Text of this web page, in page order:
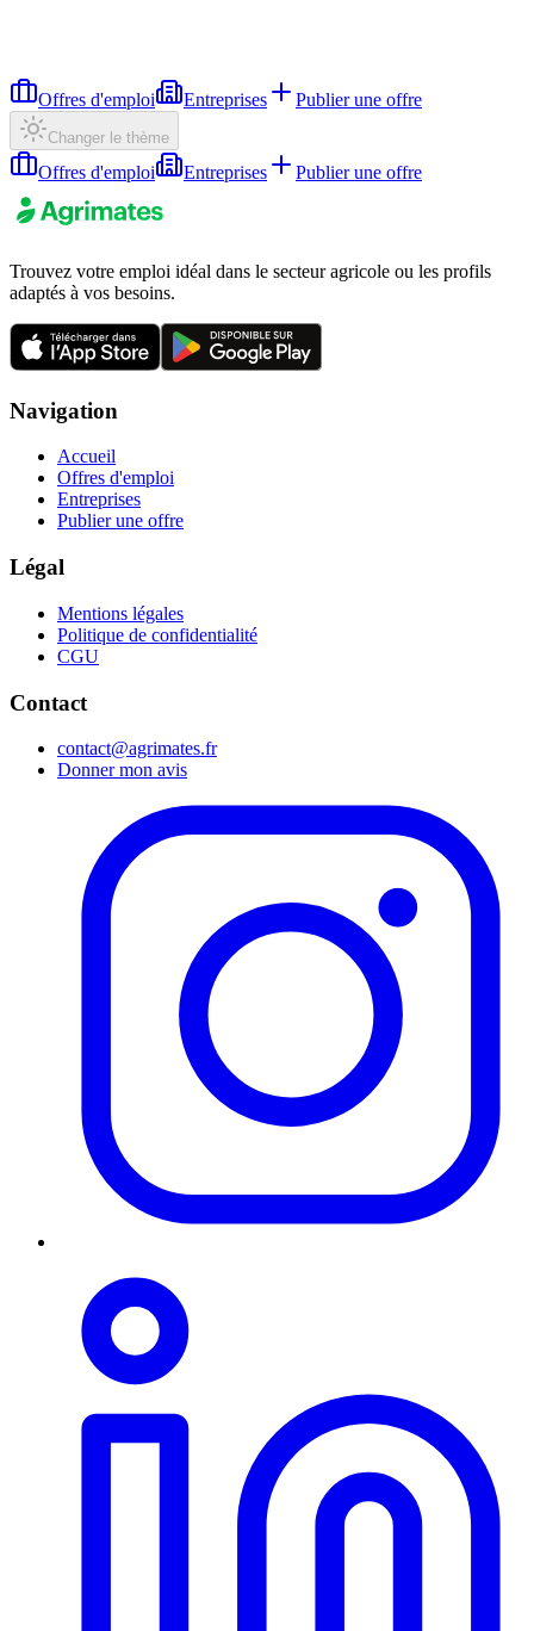
Offres d'emploi Entreprises Publier une offre
Changer le thème
Offres d'emploi Entreprises Publier une offre
Trouvez votre emploi idéal dans le secteur agricole ou les profils
adaptés à vos besoins.
Navigation
Accueil
Offres d'emploi
Entreprises
Publier une offre
Légal
Mentions légales
Politique de confidentialité
CGU
Contact
contact@agrimates.fr
Donner mon avis